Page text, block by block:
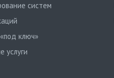
систем
ключ»
услуги